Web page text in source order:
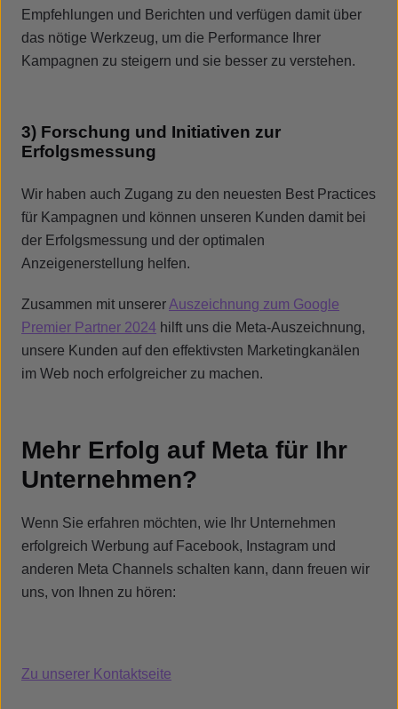
Empfehlungen und Berichten und verfügen damit über
das nötige Werkzeug, um die Performance Ihrer
Kampagnen zu steigern und sie besser zu verstehen.
3) Forschung und Initiativen zur
Erfolgsmessung
Wir haben auch Zugang zu den neuesten Best Practices
für Kampagnen und können unseren Kunden damit bei
der Erfolgsmessung und der optimalen
Anzeigenerstellung helfen.
Zusammen mit unsererAuszeichnung zum Google
Premier Partner 2024 hilft uns die Meta-Auszeichnung,
unsere Kunden auf den effektivsten Marketingkanälen
im Web noch erfolgreicher zu machen.
Mehr Erfolg auf Meta für Ihr
Unternehmen?
Wenn Sie erfahren möchten, wie Ihr Unternehmen
erfolgreich Werbung auf Facebook, Instagram und
anderen Meta Channels schalten kann, dann freuen wir
uns, von Ihnen zu hören:
Zu unserer Kontaktseite